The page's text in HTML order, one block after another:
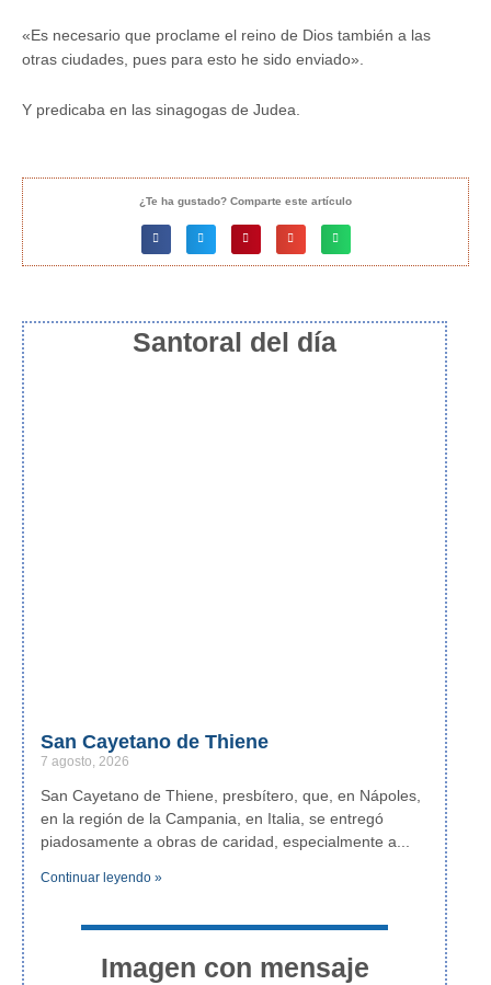
«Es necesario que proclame el reino de Dios también a las
otras ciudades, pues para esto he sido enviado».
Y predicaba en las sinagogas de Judea.
¿Te ha gustado? Comparte este artículo
Santoral del día
San Cayetano de Thiene
7 agosto, 2026
San Cayetano de Thiene, presbítero, que, en Nápoles,
en la región de la Campania, en Italia, se entregó
piadosamente a obras de caridad, especialmente a
Continuar leyendo »
Imagen con mensaje